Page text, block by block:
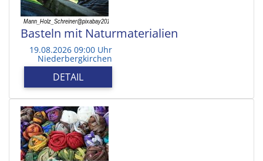
Basteln mit Naturmaterialien
19.08.2026 09:00 Uhr
Niederbergkirchen
DETAIL